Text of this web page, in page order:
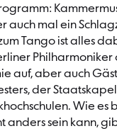
auch mal ein
Tango ist alles
Philharmoniker
auf, aber auch
der
Wie es
anders sein kann,